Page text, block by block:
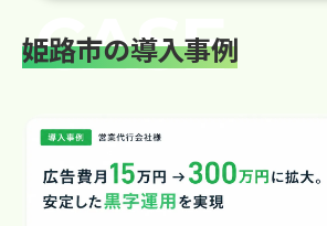
姫路市の導入事例